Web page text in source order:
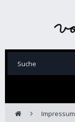
Impressum